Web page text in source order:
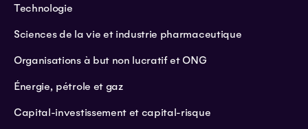
Technologie
Sciences de la vie et industrie pharmaceutique
Organisations à but non lucratif et ONG
Énergie, pétrole et gaz
Capital-investissement et capital-risque